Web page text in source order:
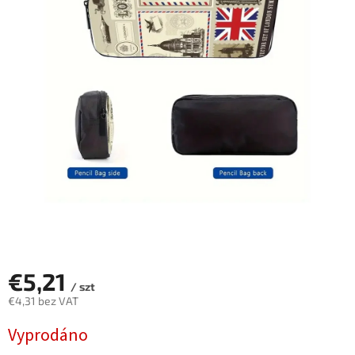
€5,21 / szt
€4,31 bez VAT
jednostkowa:
Vyprodáno